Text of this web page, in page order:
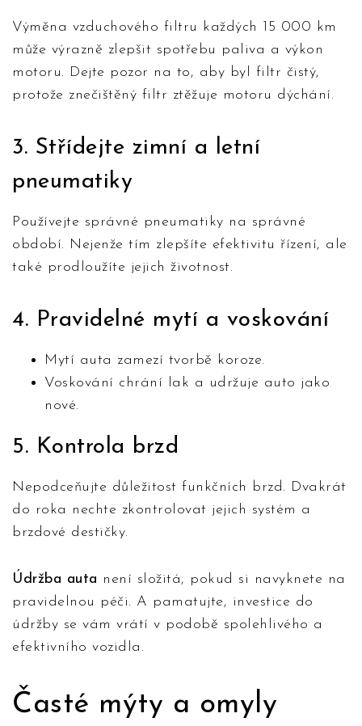
Výměna vzduchového filtru každých 15 000 km
může výrazně zlepšit spotřebu paliva a výkon
motoru. Dejte pozor na to, aby byl filtr čistý,
protože znečištěný filtr ztěžuje motoru dýchání.
3. Střídejte zimní a letní
pneumatiky
Používejte správné pneumatiky na správné
období. Nejenže tím zlepšíte efektivitu řízení, ale
také prodloužíte jejich životnost.
4. Pravidelné mytí a voskování
Mytí auta zamezí tvorbě koroze.
Voskování chrání lak a udržuje auto jako
nové.
5. Kontrola brzd
Nepodceňujte důležitost funkčních brzd. Dvakrát
do roka nechte zkontrolovat jejich systém a
brzdové destičky.
Údržba auta není složitá, pokud si navyknete na
pravidelnou péči. A pamatujte, investice do
údržby se vám vrátí v podobě spolehlivého a
efektivního vozidla.
Časté mýty a omyly